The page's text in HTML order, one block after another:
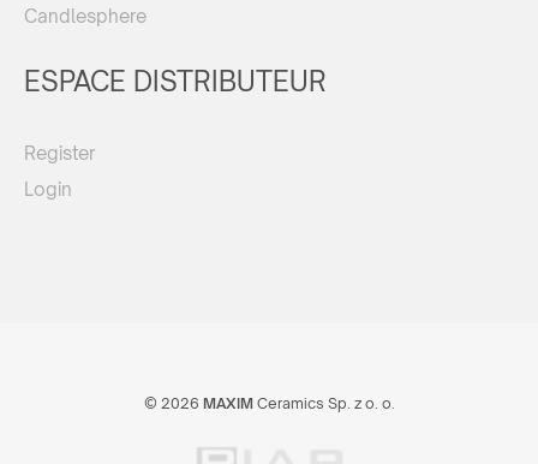
Candlesphere
ESPACE DISTRIBUTEUR
Register
Login
© 2026 MAXIMCeramics Sp. z o. o.